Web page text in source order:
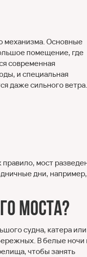
механизма. Основные
помещение, где
современная
и специальная
даже сильного ветра.
правило, мост
дни, например,
моста?
судна, катера или
В белые ночи
чтобы занять